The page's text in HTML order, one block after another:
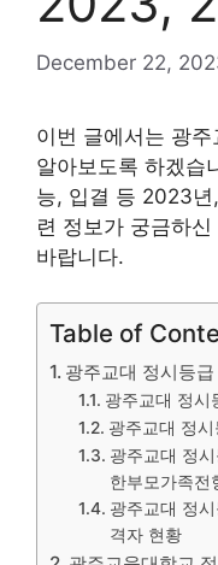
December 22,
이번 글에서는 광
알아보도록 하겠습
능, 입결 등 2023
련 정보가 궁금하
바랍니다.
Table of
광주교대 정시등급
광주교대 정시
광주교대 정
광주교대 정
한부모가족전
광주교대 정
격자 현황